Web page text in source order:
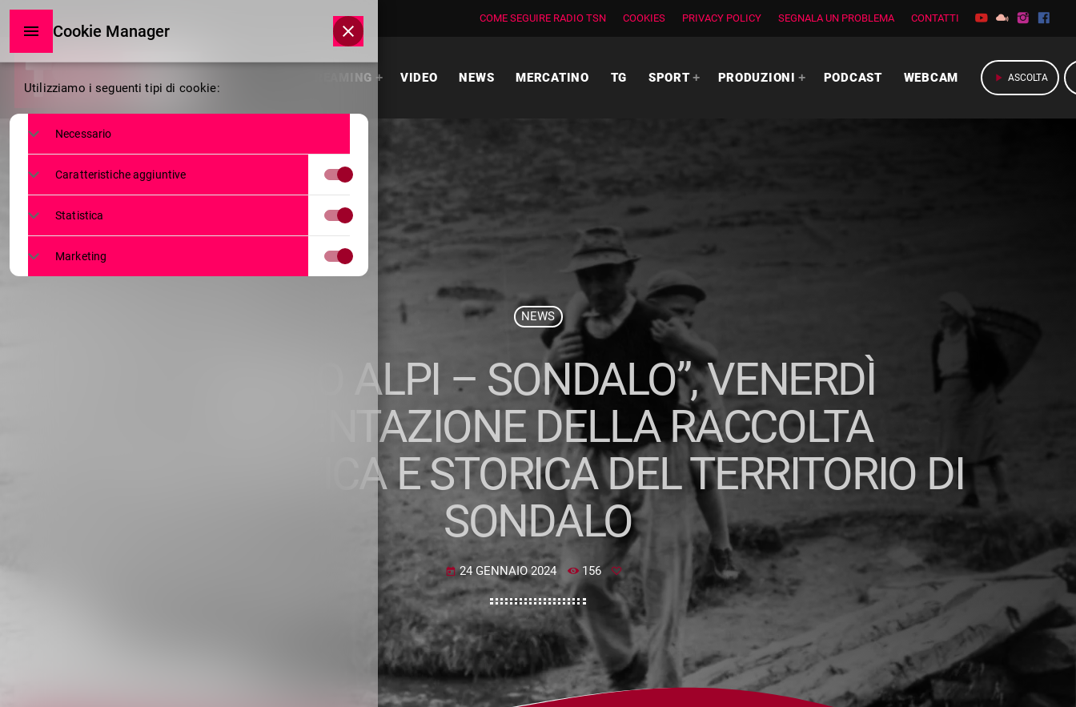
COME SEGUIRE RADIO TSN COOKIES PRIVACY POLICY SEGNALA UN PROBLEMA CONTATTI
LIVE STREAMING VIDEO NEWS MERCATINO TG SPORT PRODUZIONI PODCAST WEBCAM play_arrow ASCOLTA
NEWS
“SIAMO ALPI – SONDALO”, VENERDÌ
PRESENTAZIONE DELLA RACCOLTA
FOTOGRAFICA E STORICA DEL TERRITORIO DI
SONDALO
today 24 GENNAIO 2024 156
Cookie Manager
Cookie
Manager
Utilizziamo i seguenti tipi di cookie:
Necessario
Caratteristiche aggiuntive
Statistica
Marketing